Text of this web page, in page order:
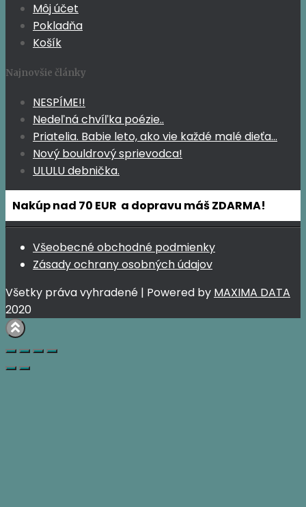
Môj účet
Pokladňa
Košík
Najnovšie články
NESPÍME!!
Nedeľná chvíľka poézie..
Priatelia. Babie leto, ako vie každé malé dieťa…
Nový bouldrový sprievodca!
ULULU debnička.
Nakúp nad 70 EUR a dopravu máš ZDARMA!
Všeobecné obchodné podmienky
Zásady ochrany osobných údajov
Všetky práva vyhradené | Powered by MAXIMA DATA
2020